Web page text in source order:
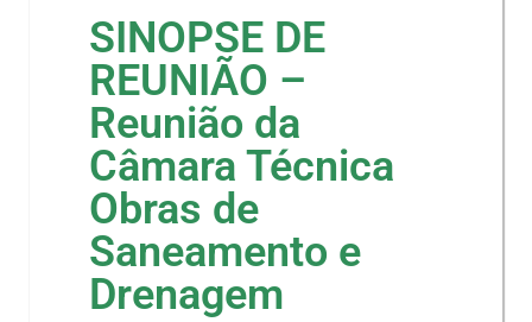
SINOPSE DE
REUNIÃO –
Reunião da
Câmara Técnica
Obras de
Saneamento e
Drenagem